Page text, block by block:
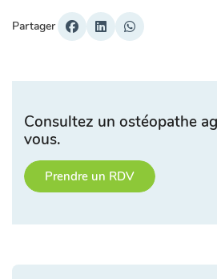
Partager
Consultez un ostéopathe
vous.
Prendre un RDV